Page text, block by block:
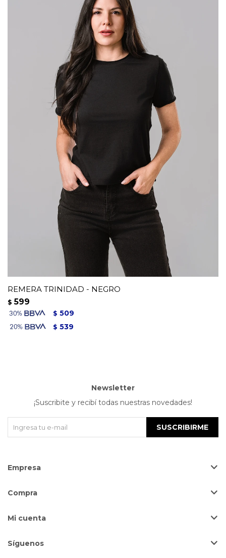
REMERA TRINIDAD - NEGRO
$ 599
$ 509
$ 539
Empresa
Compra
Mi cuenta
Síguenos
Newsletter
¡Suscribite y recibí todas nuestras novedades!
SUSCRIBIRME